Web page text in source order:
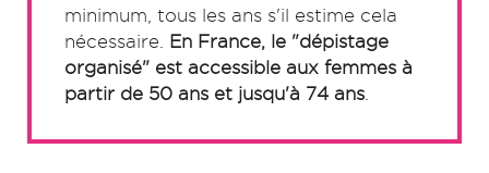
minimum, tous les ans s'il estime cela
nécessaire.
En France, le "dépistage
organisé" est accessible aux femmes à
partir de 50 ans et jusqu'à 74 ans